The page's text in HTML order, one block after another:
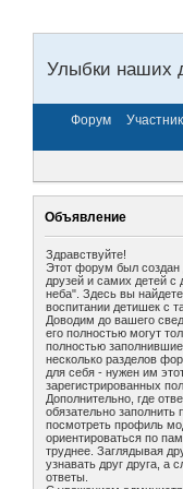
Улыбки наших
Форум
Объявление
Здравствуйте!
Этот форум был создан
друзей и самих детей с
неба". Здесь вы
воспитании детишек с
Доводим до вашего
его полностью могут
полностью
несколько разделов
для себя - нужен им
зарегистрированных
Дополнительно, где
обязательно
посмотреть профиль
ориентироваться по
труднее. Заглядывая
узнавать друг друга, а
ответы.